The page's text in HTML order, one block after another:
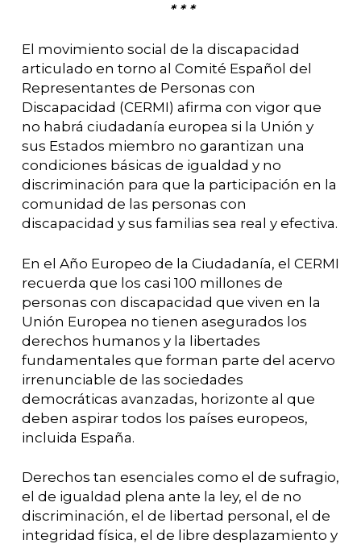
* * *
El movimiento social de la discapacidad
articulado en torno al Comité Español del
Representantes de Personas con
Discapacidad (CERMI) afirma con vigor que
no habrá ciudadanía europea si la Unión y
sus Estados miembro no garantizan una
condiciones básicas de igualdad y no
discriminación para que la participación en la
comunidad de las personas con
discapacidad y sus familias sea real y efectiva.
En el Año Europeo de la Ciudadanía, el CERMI
recuerda que los casi 100 millones de
personas con discapacidad que viven en la
Unión Europea no tienen asegurados los
derechos humanos y la libertades
fundamentales que forman parte del acervo
irrenunciable de las sociedades
democráticas avanzadas, horizonte al que
deben aspirar todos los países europeos,
incluida España.
Derechos tan esenciales como el de sufragio,
el de igualdad plena ante la ley, el de no
discriminación, el de libertad personal, el de
integridad física, el de libre desplazamiento y